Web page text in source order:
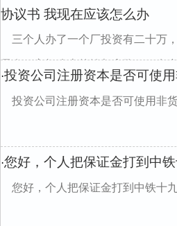
协议书 我现在应该怎么办
三个人办了一个厂投资有二十万
果有一方把账上的钱都拿跑了！有
·投资公司注册资本是否可使
投资公司注册资本是否可使用非
·您好，个人把保证金打到中
您好，个人把保证金打到中铁十